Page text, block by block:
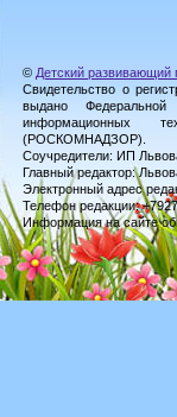
© Детский развивающий
Свидетельство о
выдано
информационных
(РОСКОМНАДЗОР).
Соучредители: ИП
Главный редактор:
Электронный адрес
Телефон редакции:
Информация на сайте